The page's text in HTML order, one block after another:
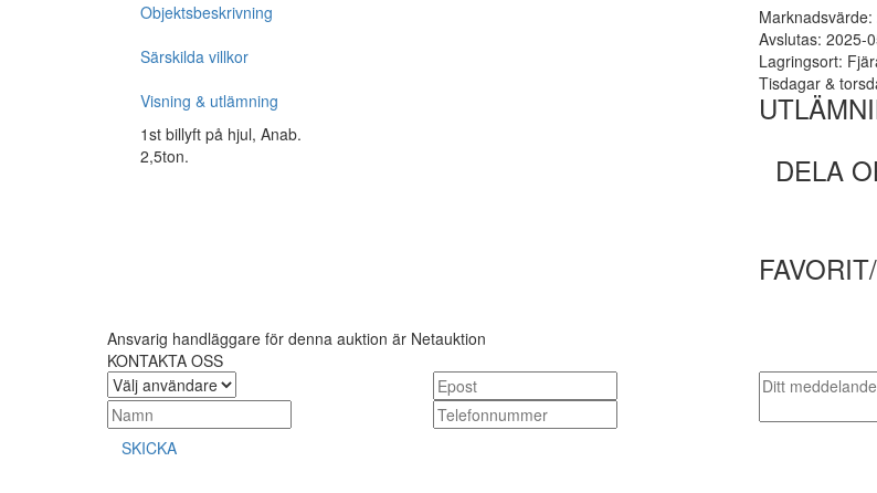
Objektsbeskrivning
Särskilda villkor
Visning & utlämning
1st billyft på hjul, Anab.
2,5ton.
Avslutas: 2025-
Lagringsort:
Tisdagar &
DELA
Ansvarig handläggare för denna auktion är Netauktion
KONTAKTA OSS
SKICKA